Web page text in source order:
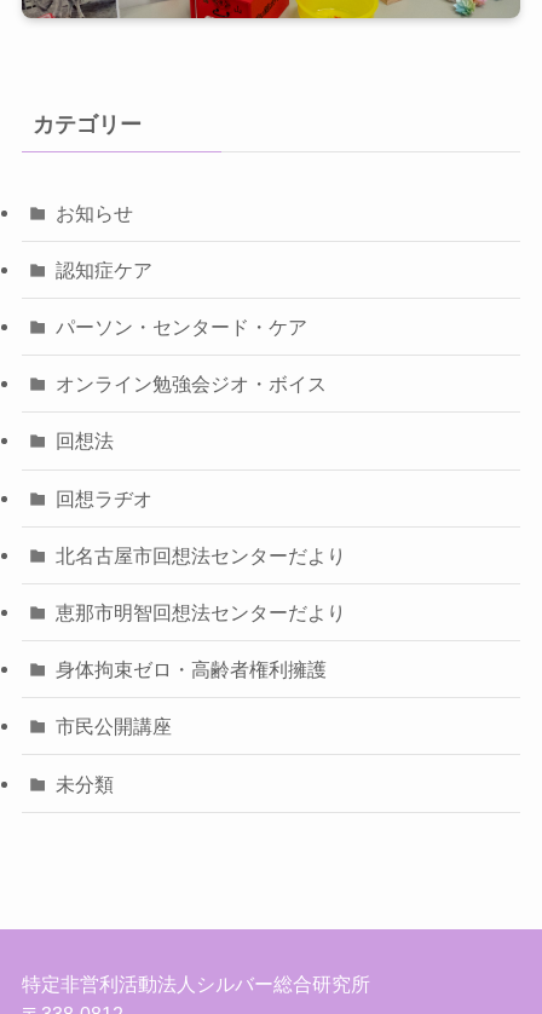
カテゴリー
お知らせ
認知症ケア
パーソン・センタード・ケア
オンライン勉強会ジオ・ボイス
回想法
回想ラヂオ
北名古屋市回想法センターだより
恵那市明智回想法センターだより
身体拘束ゼロ・高齢者権利擁護
市民公開講座
未分類
特定非営利活動法人シルバー総合研究所